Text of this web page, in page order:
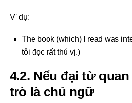
Ví dụ:
The book (which) I read was
tôi đọc rất thú vị.)
4.2. Nếu đại từ
trò là chủ ngữ